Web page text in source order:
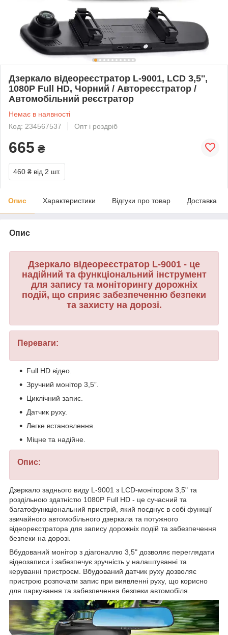
Дзеркало відеореєстратор L-9001, LCD 3,5'',
1080P Full HD, Чорний / Автореєстратор /
Автомобільний реєстратор
Немає в наявності
Код: 234567537
Опт і роздріб
665 ₴
460 ₴ від 2 шт.
Опис Характеристики Відгуки про товар Доставка
Опис
Дзеркало відеореєстратор L-9001 - це
надійний та функціональний інструмент
для запису та моніторингу дорожніх
подій, що сприяє забезпеченню безпеки
та захисту на дорозі.
Переваги:
Full HD відео.
Зручний монітор 3,5”.
Циклічний запис.
Датчик руху.
Легке встановлення.
Міцне та надійне.
Опис:
Дзеркало заднього виду L-9001 з LCD-монітором 3,5" та
роздільною здатністю 1080P Full HD - це сучасний та
багатофункціональний пристрій, який поєднує в собі функції
звичайного автомобільного дзеркала та потужного
відеореєстратора для запису дорожніх подій та забезпечення
безпеки на дорозі.
Вбудований монітор з діагоналлю 3,5" дозволяє переглядати
відеозаписи і забезпечує зручність у налаштуванні та
керуванні пристроєм. Вбудований датчик руху дозволяє
пристрою розпочати запис при виявленні руху, що корисно
для паркування та забезпечення безпеки автомобіля.